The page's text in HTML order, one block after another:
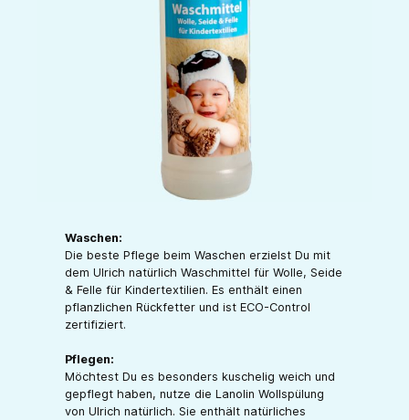
Waschen:
Die beste Pflege beim Waschen erzielst Du mit
dem Ulrich natürlich Waschmittel für Wolle, Seide
& Felle für Kindertextilien. Es enthält einen
pflanzlichen Rückfetter und ist ECO-Control
zertifiziert.
Pflegen:
Möchtest Du es besonders kuschelig weich und
gepflegt haben, nutze die Lanolin Wollspülung
von Ulrich natürlich. Sie enthält natürliches